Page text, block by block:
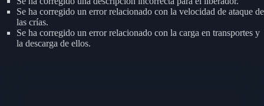
Se ha corregido un error relacionado con la velocidad de ataque de
las crías.
Se ha corregido un error relacionado con la carga en transportes y
la descarga de ellos.